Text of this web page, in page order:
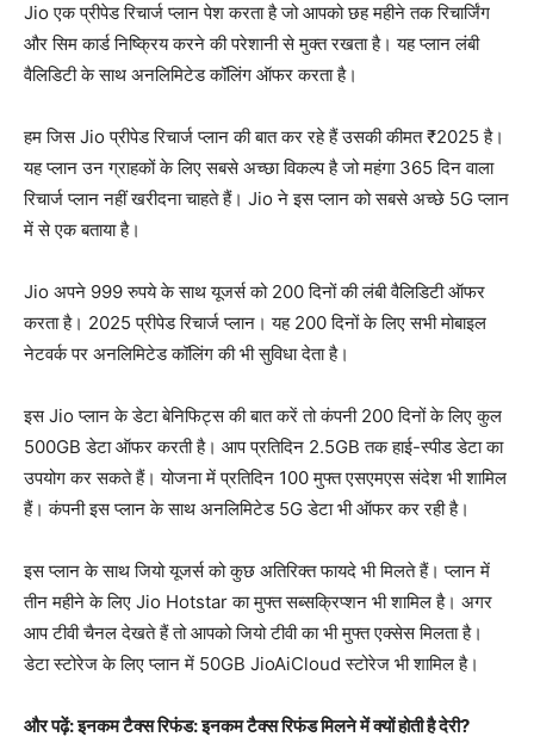
Jio एक प्रीपेड रिचार्ज प्लान पेश करता है जो आपको छह महीने तक रिचार्जिंग
और सिम कार्ड निष्क्रिय करने की परेशानी से मुक्त रखता है। यह प्लान लंबी
वैलिडिटी के साथ अनलिमिटेड कॉलिंग ऑफर करता है।
हम जिस Jio प्रीपेड रिचार्ज प्लान की बात कर रहे हैं उसकी कीमत ₹2025 है।
यह प्लान उन ग्राहकों के लिए सबसे अच्छा विकल्प है जो महंगा 365 दिन वाला
रिचार्ज प्लान नहीं खरीदना चाहते हैं। Jio ने इस प्लान को सबसे अच्छे 5G प्लान
में से एक बताया है।
Jio अपने 999 रुपये के साथ यूजर्स को 200 दिनों की लंबी वैलिडिटी ऑफर
करता है। 2025 प्रीपेड रिचार्ज प्लान। यह 200 दिनों के लिए सभी मोबाइल
नेटवर्क पर अनलिमिटेड कॉलिंग की भी सुविधा देता है।
इस Jio प्लान के डेटा बेनिफिट्स की बात करें तो कंपनी 200 दिनों के लिए कुल
500GB डेटा ऑफर करती है। आप प्रतिदिन 2.5GB तक हाई-स्पीड डेटा का
उपयोग कर सकते हैं। योजना में प्रतिदिन 100 मुफ्त एसएमएस संदेश भी शामिल
हैं। कंपनी इस प्लान के साथ अनलिमिटेड 5G डेटा भी ऑफर कर रही है।
इस प्लान के साथ जियो यूजर्स को कुछ अतिरिक्त फायदे भी मिलते हैं। प्लान में
तीन महीने के लिए Jio Hotstar का मुफ्त सब्सक्रिप्शन भी शामिल है। अगर
आप टीवी चैनल देखते हैं तो आपको जियो टीवी का भी मुफ्त एक्सेस मिलता है।
डेटा स्टोरेज के लिए प्लान में 50GB JioAiCloud स्टोरेज भी शामिल है।
और पढ़ें: इनकम टैक्स रिफंड: इनकम टैक्स रिफंड मिलने में क्यों होती है देरी?